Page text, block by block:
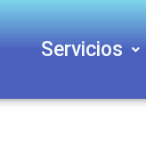
Servicios